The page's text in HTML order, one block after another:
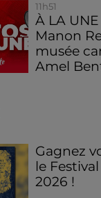
11h51
À LA
Manon
musée
Amel
Gagnez
le
2026 !